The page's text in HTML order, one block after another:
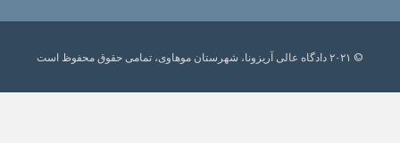
© ۲۰۲۱ دادگاه عالی آریزونا، شهرستان موهاوی، تمامی حقوق محفوظ است